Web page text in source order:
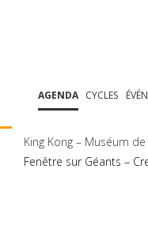
AGENDA CYCLES
King Kong – Muséum
Fenêtre sur Géants –